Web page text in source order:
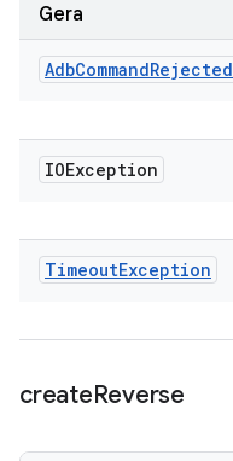
Gera
AdbCommandRejected
IOException
TimeoutException
createReverse